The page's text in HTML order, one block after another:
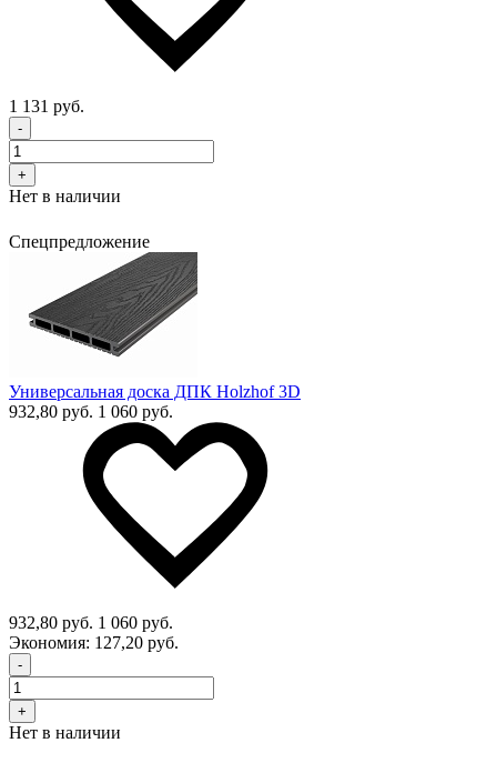
1 131 руб.
-
+
Нет в наличии
Спецпредложение
Универсальная доска ДПК Holzhof 3D
932,80 руб. 1 060 руб.
932,80 руб. 1 060 руб.
Экономия: 127,20 руб.
-
+
Нет в наличии